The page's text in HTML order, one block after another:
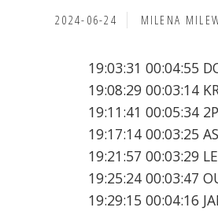
2024-06-24 MILENA
19:03:31 00:04:55
19:08:29 00:03:14
19:11:41 00:05:34
19:17:14 00:03:25
19:21:57 00:03:29
19:25:24 00:03:47
19:29:15 00:04:16